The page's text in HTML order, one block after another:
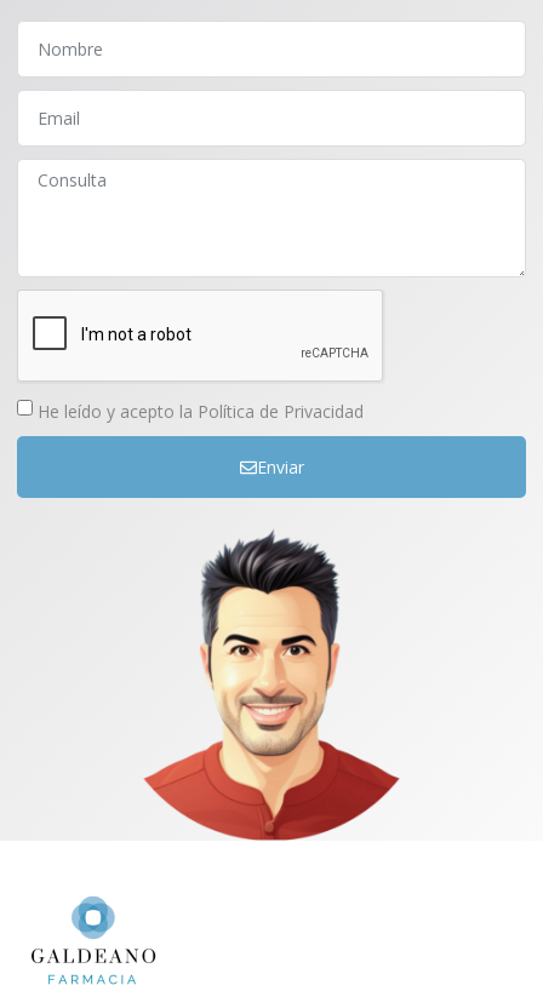
He leído y acepto la Política de Privacidad
Enviar